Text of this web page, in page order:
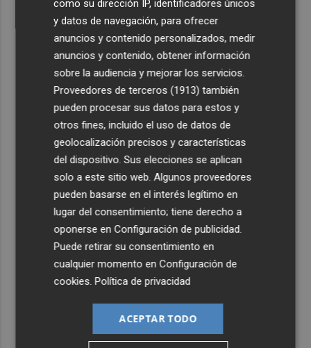
como su dirección IP, identificadores únicos
y datos de navegación, para ofrecer
anuncios y contenido personalizados, medir
anuncios y contenido, obtener información
sobre la audiencia y mejorar los servicios.
Proveedores de terceros (1913) también
pueden procesar sus datos para estos y
otros fines, incluido el uso de datos de
geolocalización precisos y características
del dispositivo. Sus elecciones se aplican
solo a este sitio web. Algunos proveedores
pueden basarse en el interés legítimo en
lugar del consentimiento; tiene derecho a
oponerse enConfiguración de publicidad
Puede retirar su consentimiento en
cualquier momento enConfiguración de
cookies .Política de privacidad
ACEPTAR TODO